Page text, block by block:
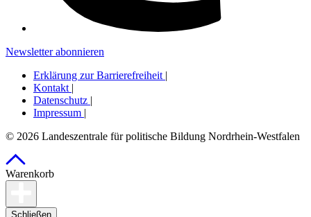
Newsletter abonnieren
Erklärung zur Barrierefreiheit |
Kontakt |
Datenschutz |
Impressum |
© 2026 Landeszentrale für politische Bildung Nordrhein-Westfalen
Warenkorb
Schließen